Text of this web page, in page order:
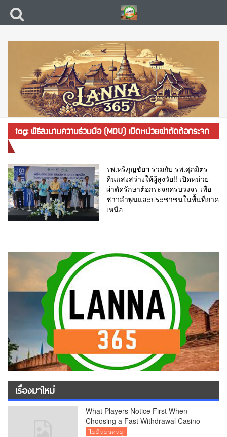
tag: พิธีลงนามความร่วมมือ (MOU) เปิดหน่วยผ่าตัดต้อกระจก
รพ.หริภุญชัยฯ ร่วมกับ รพ.ศุภมิตร
คืนแสงสว่างให้ผู้สูงวัย!! เปิดหน่วย
ผ่าตัดรักษาต้อกระจกครบวงจร เพื่อ
ชาวลำพูนและประชาชนในพื้นที่ภาค
เหนือ
เรื่องมาใหม่
What Players Notice First When
Choosing a Fast Withdrawal Casino
UK
ไม่มีหมวดหมู่